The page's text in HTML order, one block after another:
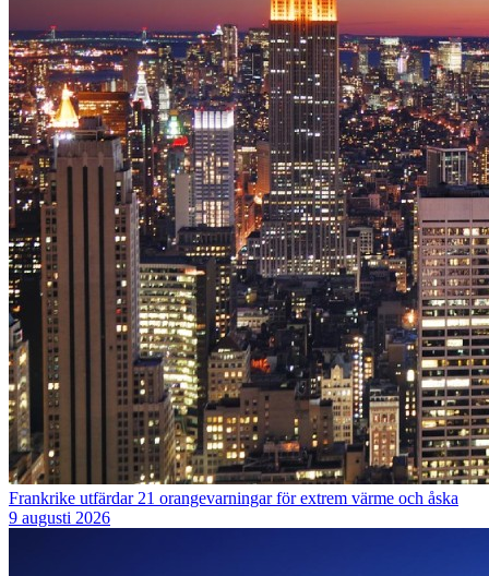
Frankrike utfärdar 21 orangevarningar för extrem värme och åska
9 augusti 2026